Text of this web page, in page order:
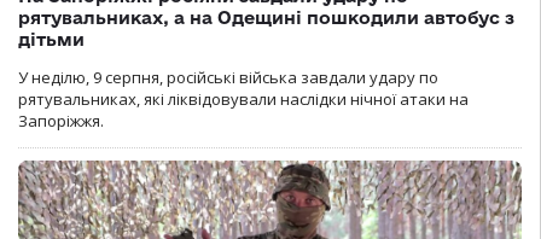
рятувальниках, а на Одещині пошкодили автобус з
дітьми
У неділю, 9 серпня, російські війська завдали удару по
рятувальниках, які ліквідовували наслідки нічної атаки на
Запоріжжя.